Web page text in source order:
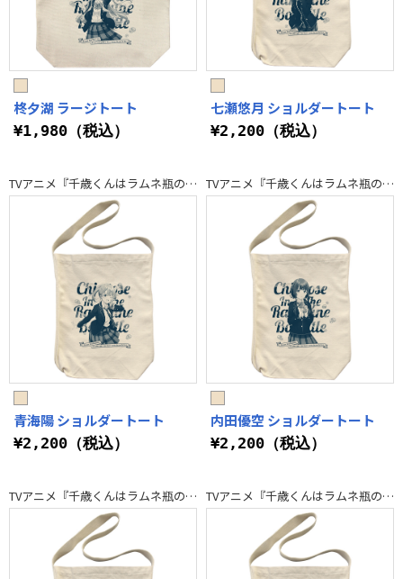
柊夕湖 ラージトート
¥1,980（税込）
七瀬悠月 ショルダートート
¥2,200（税込）
TVアニメ『千歳くんはラムネ瓶のなか』
青海陽 ショルダートート
¥2,200（税込）
TVアニメ『千歳くんはラムネ瓶のなか』
内田優空 ショルダートート
¥2,200（税込）
TVアニメ『千歳くんはラムネ瓶のなか』 TVアニメ『千歳くんはラムネ瓶のなか』